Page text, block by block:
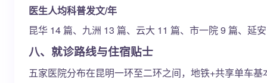
医生人均科普发文/年
昆华 14 篇、九洲 13 篇、云大 11 篇、市一院 9 篇、延
八、就诊路线与住宿贴士
五家医院分布在昆明一环至二环之间，地铁+共享单车